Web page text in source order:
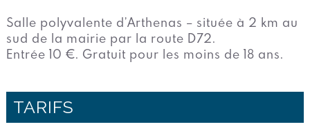
Salle polyvalente d’Arthenas – située à 2 km au
sud de la mairie par la route D72.
Entrée 10 €. Gratuit pour les moins de 18 ans.
TARIFS